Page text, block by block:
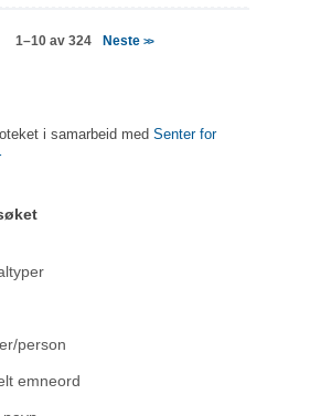
1–10 av 324 Neste >>
i samarbeid med Senter for
person
emneord